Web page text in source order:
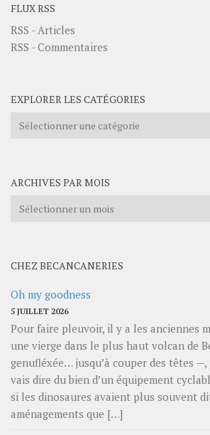
FLUX RSS
RSS - Articles
RSS - Commentaires
EXPLORER LES CATÉGORIES
Explorer
ARCHIVES PAR MOIS
Archives
CHEZ BECANCANERIES
Oh my goodness
5 JUILLET 2026
Pour faire pleuvoir, il y a les anciennes
une vierge dans le plus haut volcan de
genufléxée… jusqu’à couper des têtes
vais dire du bien d’un équipement
si les dinosaures avaient plus souvent
aménagements que […]